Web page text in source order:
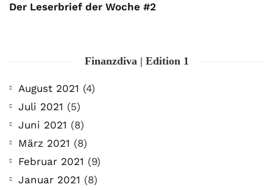
Der Leserbrief der Woche #2
Finanzdiva | Edition 1
August 2021 (4)
Juli 2021 (5)
Juni 2021 (8)
März 2021 (8)
Februar 2021 (9)
Januar 2021 (8)